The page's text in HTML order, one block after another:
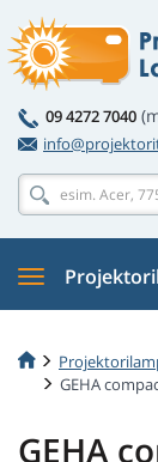
09 4272 7040
GEHA
GEHA